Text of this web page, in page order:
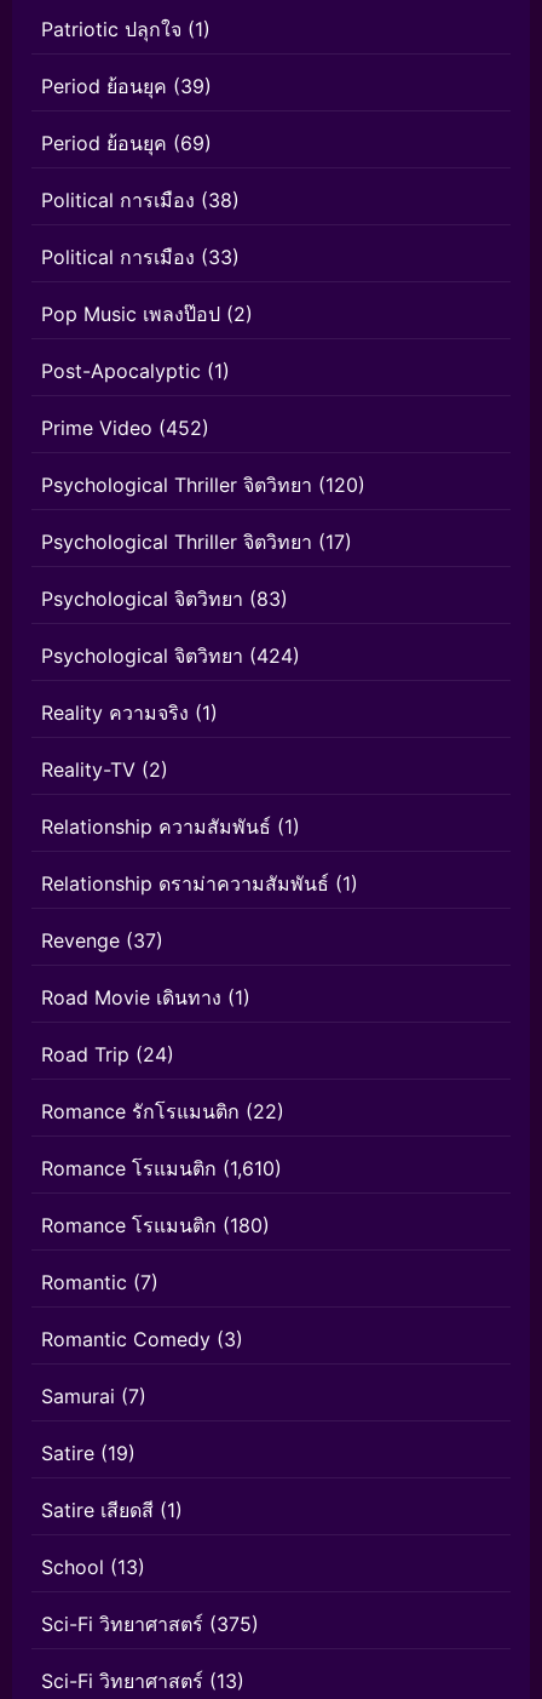
Patriotic ปลุกใจ (1)
Period ย้อนยุค (39)
Period ย้อนยุค (69)
Political การเมือง (38)
Political การเมือง (33)
Pop Music เพลงป๊อป (2)
Post-Apocalyptic (1)
Prime Video (452)
Psychological Thriller จิตวิทยา (120)
Psychological Thriller จิตวิทยา (17)
Psychological จิตวิทยา (83)
Psychological จิตวิทยา (424)
Reality ความจริง (1)
Reality-TV (2)
Relationship ความสัมพันธ์ (1)
Relationship ดราม่าความสัมพันธ์ (1)
Revenge (37)
Road Movie เดินทาง (1)
Road Trip (24)
Romance รักโรแมนติก (22)
Romance โรแมนติก (1,610)
Romance โรแมนติก (180)
Romantic (7)
Romantic Comedy (3)
Samurai (7)
Satire (19)
Satire เสียดสี (1)
School (13)
Sci-Fi วิทยาศาสตร์ (375)
Sci-Fi วิทยาศาสตร์ (13)